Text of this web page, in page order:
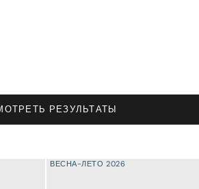
РЕЗУЛЬТАТЫ
ВЕСНА-ЛЕТО 2026